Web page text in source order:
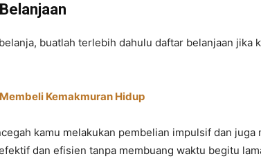
buatlah terlebih dahulu daftar belanjaan jika
Kemakmuran Hidup
kamu melakukan pembelian impulsif dan juga
dan efisien tanpa membuang waktu begitu